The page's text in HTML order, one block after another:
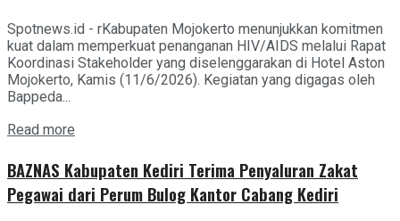
Spotnews.id - rKabupaten Mojokerto menunjukkan komitmen
kuat dalam memperkuat penanganan HIV/AIDS melalui Rapat
Koordinasi Stakeholder yang diselenggarakan di Hotel Aston
Mojokerto, Kamis (11/6/2026). Kegiatan yang digagas oleh
Bappeda...
Read more
BAZNAS Kabupaten Kediri Terima Penyaluran Zakat
Pegawai dari Perum Bulog Kantor Cabang Kediri